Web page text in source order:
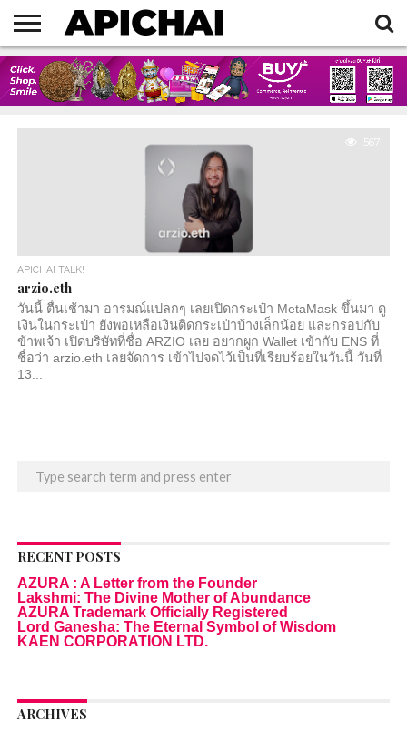
HOME
BLOG
ART
ARTICLES
BELIEVE
EVENTS
MY
BOOKS
MY
AMULET
NEWS
TECHNOLOGY
TRAVEL
567
APICHAI TALK!
arzio.eth
วันนี้ ตื่นเช้ามา อารมณ์แปลกๆ เลยเปิดกระเป๋า MetaMask ขึ้นมา ดู
เงินในกระเป๋า ยังพอเหลือเงินติดกระเป๋าบ้างเล็กน้อย และกรอปกับ
ข้าพเจ้า เปิดบริษัทที่ชื่อ ARZIO เลย อยากผูก Wallet เข้ากับ ENS ที่
ชื่อว่า arzio.eth เลยจัดการ เข้าไปจดไว้เป็นที่เรียบร้อยในวันนี้ วันที่
13...
RECENT POSTS
AZURA : A Letter from the Founder
Lakshmi: The Divine Mother of Abundance
AZURA Trademark Officially Registered
Lord Ganesha: The Eternal Symbol of Wisdom
KAEN CORPORATION LTD.
ARCHIVES